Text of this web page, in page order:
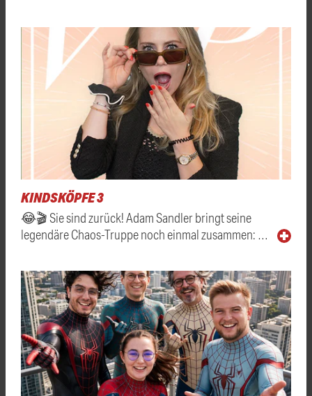
KINDSKÖPFE 3
😂🎬 Sie sind zurück! Adam Sandler bringt seine
legendäre Chaos-Truppe noch einmal zusammen: …